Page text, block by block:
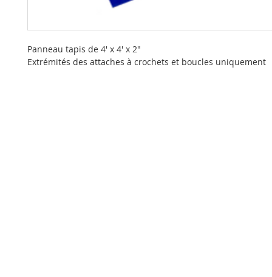
Panneau tapis de 4' x 4' x 2"
Extrémités des attaches à crochets et boucles uniquement